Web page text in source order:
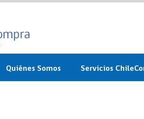
Quiénes Somos Servicios